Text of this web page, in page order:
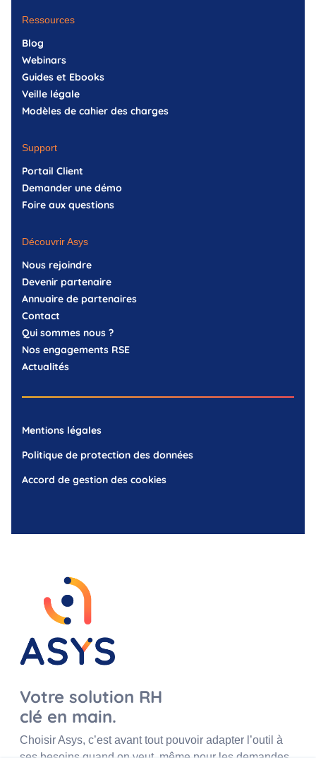
Ressources
Blog
Webinars
Guides et Ebooks
Veille légale
Modèles de cahier des charges
Support
Portail Client
Demander une démo
Foire aux questions
Découvrir Asys
Nous rejoindre
Devenir partenaire
Annuaire de partenaires
Contact
Qui sommes nous ?
Nos engagements RSE
Actualités
Mentions légales
Politique de protection des données
Accord de gestion des cookies
Votre solution RH
clé en main.
Choisir Asys, c’est avant tout pouvoir adapter l’outil à